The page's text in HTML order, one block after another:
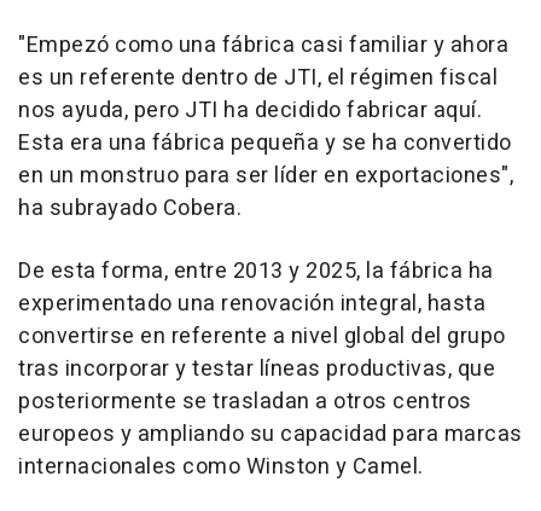
"Empezó como una fábrica casi familiar y ahora
es un referente dentro de JTI, el régimen fiscal
nos ayuda, pero JTI ha decidido fabricar aquí.
Esta era una fábrica pequeña y se ha convertido
en un monstruo para ser líder en exportaciones",
ha subrayado Cobera.
De esta forma, entre 2013 y 2025, la fábrica ha
experimentado una renovación integral, hasta
convertirse en referente a nivel global del grupo
tras incorporar y testar líneas productivas, que
posteriormente se trasladan a otros centros
europeos y ampliando su capacidad para marcas
internacionales como Winston y Camel.